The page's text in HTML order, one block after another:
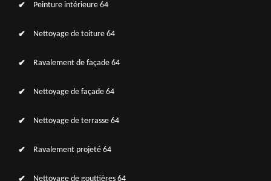
Peinture intérieure 64
Nettoyage de toiture 64
Ravalement de façade 64
Nettoyage de façade 64
Nettoyage de terrasse 64
Ravalement projeté 64
Nettoyage de gouttières 64